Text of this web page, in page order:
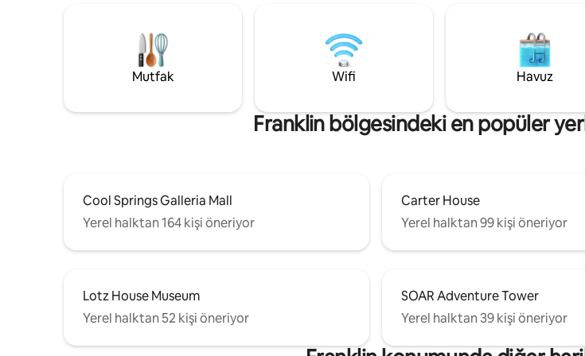
Mutfak Wifi Havuz
Franklin bölgesindeki en popüler
Cool Springs Galleria Mall
Yerel halktan 164 kişi öneriyor
Carter House
Yerel halktan 99 kişi öneriyor
Lotz House Museum
Yerel halktan 52 kişi öneriyor
SOAR Adventure Tower
Yerel halktan 39 kişi öneriyor